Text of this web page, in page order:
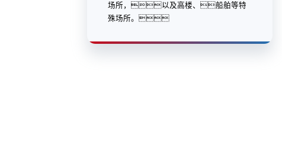
场所，以及高楼、船舶等特
殊场所。